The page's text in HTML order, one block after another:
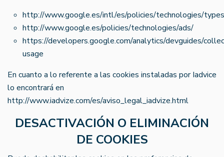
http://www.google.es/intl/es/policies/technologies/
http://www.google.es/policies/technologies/ads/
https://developers.google.com/analytics/devguides/
usage
En cuanto a lo referente a las cookies instaladas por Iadvice
lo encontrará en
http://www.iadvize.com/es/aviso_legal_iadvize.html
DESACTIVACIÓN O ELIMINACIÓN
DE COOKIES